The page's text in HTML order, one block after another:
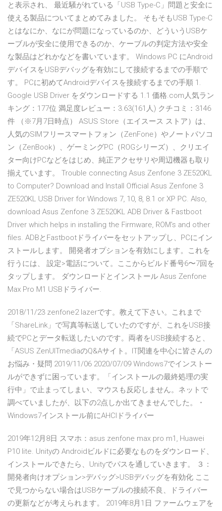
と表示され、 最近騒がれている「USB Type-C」問題と安全に
使える製品についてまとめてみました。 そもそもUSB Type-C
とはなにか、なにが問題になっているのか、どういうUSBケ
ーブルが安全に使用できるのか、ケーブルの判定方法や安全
な製品はどれかなどを書いています。 Windows PC にAndroid
デバイスをUSBデバッグを有効にして接続するまでの手順で
す。 PCに初めてAndroidデバイスを接続するまでの手順 1.
Google USB Driver をダウンロードする 1.1 価格.com人気ラン
キング：177位 満足度レビュー：3.63(161人) クチコミ：3146
件 （※7月7日時点） ASUS Store（エイスース ストア）は、
人気のSIMフリースマートフォン（ZenFone）やノートパソコ
ン（ZenBook）、ゲーミングPC（ROGシリーズ）、クリエイ
ター向けPCなどをはじめ、純正アクセサリや周辺機器も取り
揃えています。 Trouble connecting Asus Zenfone 3 ZE520KL
to Computer? Download and Install Official Asus Zenfone 3
ZE520KL USB Driver for Windows 7, 10, 8, 8.1 or XP PC. Also,
download Asus Zenfone 3 ZE520KL ADB Driver & Fastboot
Driver which helps in installing the Firmware, ROM's and other
files. ADBとFastbootドライバーをセットアップし、PCにイン
ストールします。 開発者オプションを有効にします。これを
行うには、 設定>電話について。ここからビルド番号6〜7回を
タップします。 ダウンロードとインストール Asus Zenfone
Max Pro M1 USBドライバー.
2018/11/23 zenfone2 lazerです。教えて下さい。これまで
「ShareLink」で写真等転送していたのですが、これをUSB接
続でPCとデータ転送したいのです。両者をUSB接続すると、
「ASUS ZenUITmediaのQ&Aサイト。IT関連を中心に皆さんの
お悩み・疑問 2019/11/06 2020/07/09 Windows7でインストー
ルができずに困っています。「インストールの最終処理の実
行中」で止まってしまい、マウスも反応しません。ネットで
調べていましたが、以下の2点しか出てきませんでした。・
Windows7インストール前にAHCIドライバー
2019年12月8日 スマホ：asus zenfone max pro m1, Huawei
P10 lite. Unityの Androidビルドに必要なものをダウンロード、
インストールできたら、Unityでパスを通していきます。 ３：
開発者向けオプション>デバッグ>USBデバッグを有効化 ここ
で見つからない場合はUSBケーブルの接続不良、ドライバー
の更新などが考えられます。 2019年8月1日 ファームウェアを